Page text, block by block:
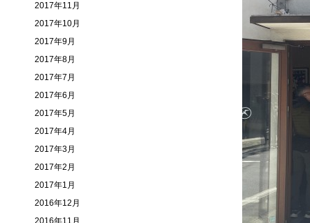
2017年11月
2017年10月
2017年9月
2017年8月
2017年7月
2017年6月
2017年5月
2017年4月
2017年3月
2017年2月
2017年1月
2016年12月
2016年11月